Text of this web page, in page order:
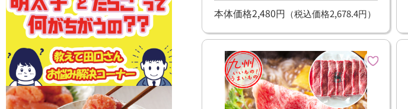
ー100g×1)
本体価格2,480円 （税込価格2,678.4円）